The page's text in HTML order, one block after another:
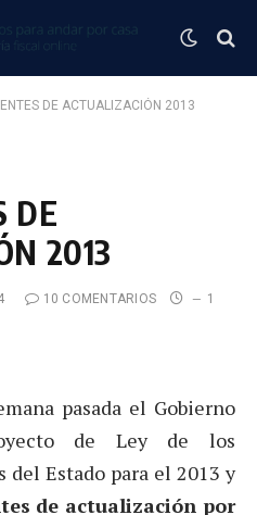
DE ACTUALIZACIÓN 2013
DE
2013
10 COMENTARIOS
1
pasada el Gobierno
de Ley de los
del Estado para el 2013 y
de actualización por